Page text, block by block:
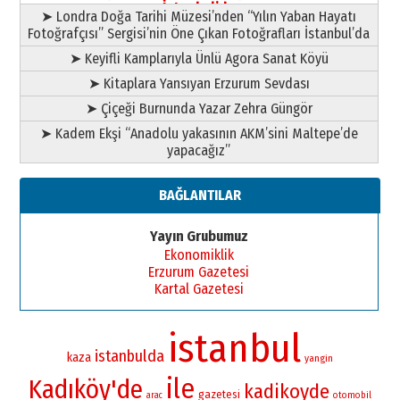
İstanbul’da
➤ Londra Doğa Tarihi Müzesi’nden “Yılın Yaban Hayatı
Fotoğrafçısı” Sergisi’nin Öne Çıkan Fotoğrafları İstanbul’da
➤ Keyifli Kamplarıyla Ünlü Agora Sanat Köyü
➤ Kitaplara Yansıyan Erzurum Sevdası
➤ Çiçeği Burnunda Yazar Zehra Güngör
➤ Kadem Ekşi “Anadolu yakasının AKM’sini Maltepe’de
yapacağız”
BAĞLANTILAR
Yayın Grubumuz
Ekonomiklik
Erzurum Gazetesi
Kartal Gazetesi
kaza istanbulda istanbul yangin
Kadıköy'de arac ile gazetesi kadikoyde otomobil